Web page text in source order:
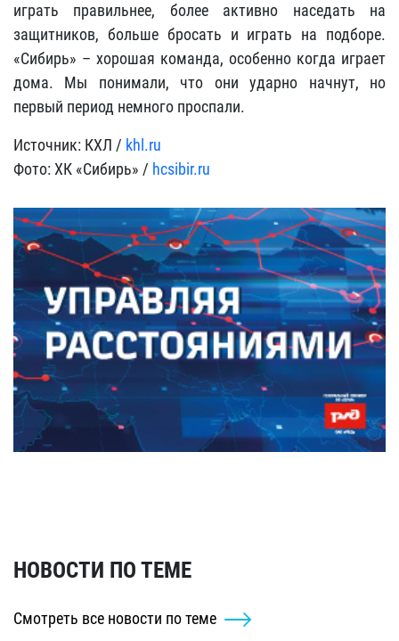
играть правильнее, более активно наседать на
защитников, больше бросать и играть на подборе.
«Сибирь» – хорошая команда, особенно когда играет
дома. Мы понимали, что они ударно начнут, но
первый период немного проспали.
Источник: КХЛ / khl.ru
Фото: ХК «Сибирь» / hcsibir.ru
НОВОСТИ ПО ТЕМЕ
Смотреть все новости по теме